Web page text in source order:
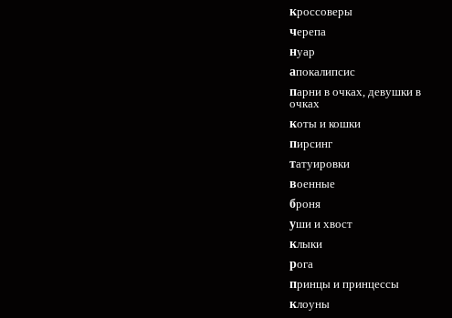
кроссоверы
черепа
нуар
апокалипсис
парни в очках, девушки в
очках
коты и кошки
пирсинг
татуировки
военные
броня
уши и хвост
клыки
рога
принцы и принцессы
клоуны